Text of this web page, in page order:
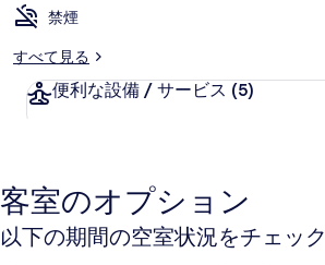
禁煙
すべて見る
便利な設備 / サービス (5)
客室のオプション
以下の期間の空室状況をチェック